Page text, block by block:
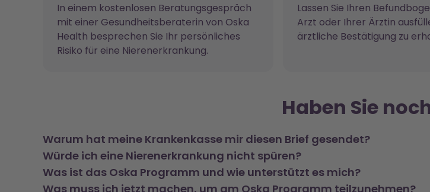
In einem kostenlosen Beratungsgespräch
mit einer Gesundheitsberaterin von Oska
Health besprechen Sie Ihr persönliches
Risiko für eine Nierenerkrankung.
Lassen Sie Ihren
Arzt oder Ihrer Ärztin
ärztliche Bestätigung zu
Haben Sie
Warum hat meine Krankenkasse mir diesen Brief gesendet?
Würde ich eine Nierenerkrankung nicht spüren?
Was ist das Oska Programm und wie unterstützt es mich?
Was muss ich jetzt machen, um am Oska Programm teilzunehmen?